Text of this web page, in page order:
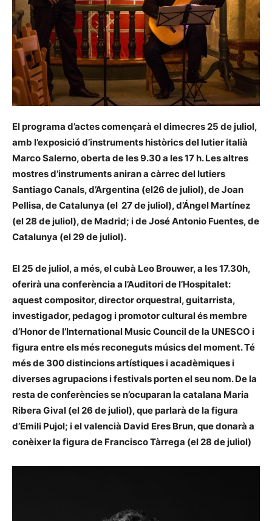
El programa d’actes començarà el dimecres 25 de juliol,
amb l’exposició d’instruments històrics del lutier italià
Marco Salerno, oberta de les 9.30 a les 17 h. Les altres
mostres d’instruments aniran a càrrec del lutiers
Santiago Canals, d’Argentina (el26 de juliol), deJoan
Pellisa, de Catalunya (el 27 de juliol), d’Ángel Martínez
(el 28 de juliol), de Madrid; i deJosé Antonio Fuentes, de
Catalunya (el 29 de juliol).
El 25 de juliol, a més,el cubà Leo Brouwer, a les 17.30h,
oferirà una conferència a l’Auditori de l’Hospitalet:
aquest compositor, director orquestral, guitarrista,
investigador, pedagog i promotor cultural és membre
d’Honor de l’International Music Council de la UNESCO i
figura entre els més reconeguts músics del moment. Té
més de 300 distincions artístiques i acadèmiques i
diverses agrupacions i festivals porten el seu nom. De la
resta de conferències se n’ocuparan la catalana Maria
Ribera Gival (el 26 de juliol), que parlarà de la figura
d’Emili Pujol; i el valencià David Eres Brun, que donarà a
conèixer la figura de Francisco Tàrrega (el 28 de juliol)